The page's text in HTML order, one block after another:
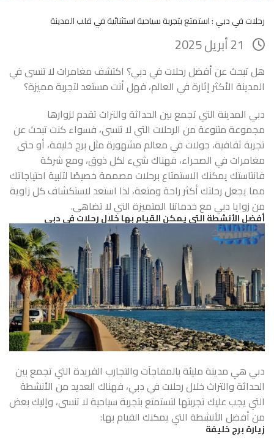
رحلات في دبي : استمتع بتجربة سياحية استثنائية في قلب المدينة
هل تبحث عن أفضل رحلات في دبي؟ اكتشف مغامرات لا تنسى في
المدينة الأكثر إثارة في العالم، فهل أنت مستعد لتجربة مميزة؟
دبي المدينة التي تجمع بين الحداثة والتراث تقدم لزوارها
مجموعة متنوعة من الرحلات التي لا تنسى، فسواء كنت تبحث عن
تجربة ثقافية، جولات في معالم مشهورة مثل برج خليفة، أو حتى
مغامرات في الصحراء، فهناك شيء لكل ذوق، ومع شركة
فانتاستك يمكنك الاستمتاع برحلات مصممة خصيصًا لتلبية احتياجاتك
مما يجعل رحلتك أكثر راحة ومتعة، لذا استعد لاستكشاف كل زاوية
من زوايا دبي مع خدماتنا المتميزة التي لا تضاهى.
أفضل الأنشطة التي يمكن القيام بها خلال رحلات في دبي
دبي هي مدينة مليئة بالمفاجآت والتجارب الفريدة التي تجمع بين
الحداثة والتراث خلال رحلات في دبي، فهناك العديد من الأنشطة
التي يجب عليك تجربتها لتستمتع بتجربة سياحية لا تنسى، وإليك بعض
من أفضل الأنشطة التي يمكنك القيام بها:
زيارة برج خليفة